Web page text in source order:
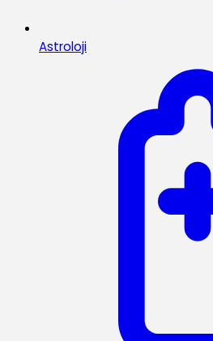
Astroloji